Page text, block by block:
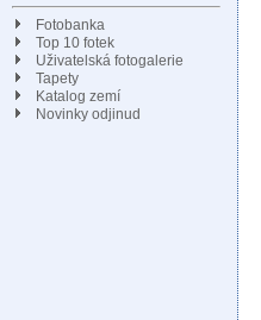
Fotobanka
Top 10 fotek
Uživatelská fotogalerie
Tapety
Katalog zemí
Novinky odjinud